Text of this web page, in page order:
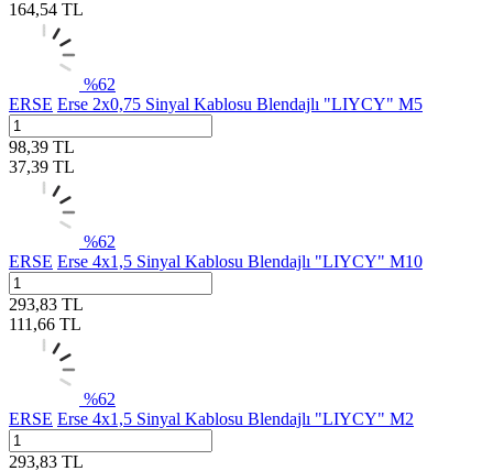
164,54 TL
%62
ERSE Erse 2x0,75 Sinyal Kablosu Blendajlı "LIYCY" M5
98,39 TL
37,39 TL
%62
ERSE Erse 4x1,5 Sinyal Kablosu Blendajlı "LIYCY" M10
293,83 TL
111,66 TL
%62
ERSE Erse 4x1,5 Sinyal Kablosu Blendajlı "LIYCY" M2
293,83 TL